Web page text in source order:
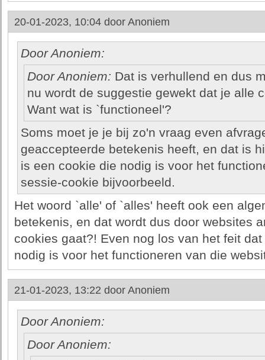
20-01-2023, 10:04 door Anoniem
Door Anoniem:
Door Anoniem: Dat is verhullend en dus
nu wordt de suggestie gewekt dat je alle
Want wat is `functioneel'?
Soms moet je je bij zo'n vraag even
geaccepteerde betekenis heeft, en dat is
is een cookie die nodig is voor het
sessie-cookie bijvoorbeeld.
Het woord `alle' of `alles' heeft ook een
betekenis, en dat wordt dus door websites
cookies gaat?! Even nog los van het feit
nodig is voor het functioneren van die
21-01-2023, 13:22 door Anoniem
Door Anoniem:
Door Anoniem: